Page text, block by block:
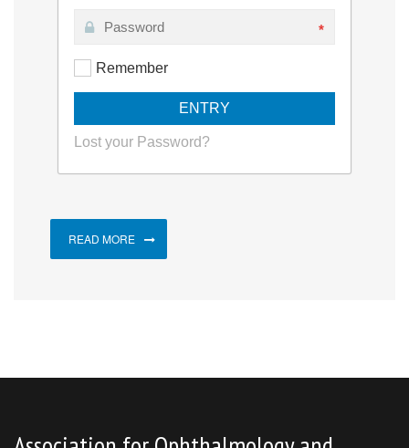
*
Remember
Lost your Password?
READ MORE